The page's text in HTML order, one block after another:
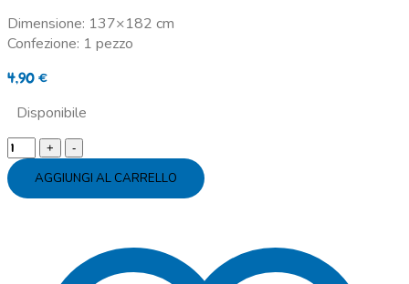
Dimensione: 137×182 cm
Confezione: 1 pezzo
4,90€
Disponibile
Tovaglia
plastica
unicornoAGGIUNGI AL CARRELLO